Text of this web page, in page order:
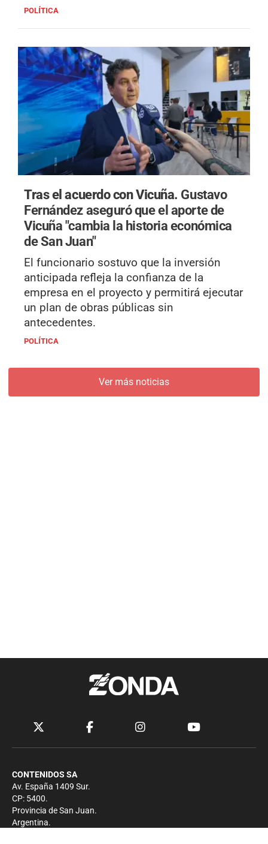
POLÍTICA
Tras el acuerdo con Vicuña. Gustavo
Fernández aseguró que el aporte de
Vicuña "cambia la historia económica
de San Juan"
El funcionario sostuvo que la inversión
anticipada refleja la confianza de la
empresa en el proyecto y permitirá ejecutar
un plan de obras públicas sin
antecedentes.
POLÍTICA
Ver más noticias
CONTENIDOS SA
Av. España 1409 Sur.
CP: 5400.
Provincia de San Juan.
Argentina.